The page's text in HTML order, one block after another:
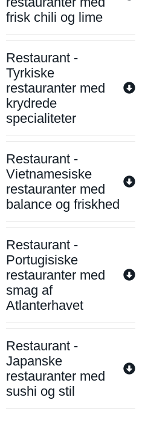
frisk chili og lime
Restaurant -
Tyrkiske
restauranter med
krydrede
specialiteter
Restaurant -
Vietnamesiske
restauranter med
balance og friskhed
Restaurant -
Portugisiske
restauranter med
smag af
Atlanterhavet
Restaurant -
Japanske
restauranter med
sushi og stil